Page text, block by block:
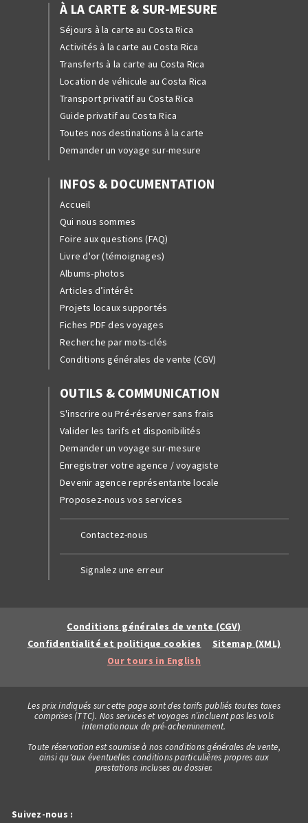
À LA CARTE & SUR-MESURE
Séjours à la carte au Costa Rica
Activités à la carte au Costa Rica
Transferts à la carte au Costa Rica
Location de véhicule au Costa Rica
Transport privatif au Costa Rica
Guide privatif au Costa Rica
Toutes nos destinations à la carte
Demander un voyage sur-mesure
INFOS & DOCUMENTATION
Accueil
Qui nous sommes
Foire aux questions (FAQ)
Livre d'or (témoignages)
Albums-photos
Articles d’intérêt
Projets locaux supportés
Fiches PDF des voyages
Recherche par mots-clés
Conditions générales de vente (CGV)
OUTILS & COMMUNICATION
S'inscrire ou Pré-réserver sans frais
Valider les tarifs et disponibilités
Demander un voyage sur-mesure
Enregistrer votre agence / voyagiste
Devenir agence représentante locale
Proposez-nous vos services
Contactez-nous
Signalez une erreur
Conditions générales de vente (CGV)
Confidentialité et politique cookies
Sitemap (XML)
Our tours in English
Les prix indiqués sur cette page sont des tarifs publiés toutes taxes
comprises (TTC). Nos services et voyages n’incluent pas les vols
internationaux de pré-acheminement.
Toute réservation est soumise à nos conditions générales de vente,
ainsi qu'aux éventuelles conditions particulières propres aux
prestations incluses au dossier.
Suivez-nous :